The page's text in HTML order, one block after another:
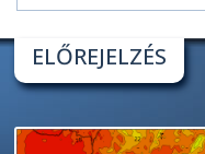
ELŐREJELZÉS